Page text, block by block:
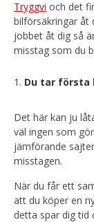
Tryggvi och det
bilförsäkringar åt
jobbet åt dig så
misstag som du
Du tar första
Det här kan ju
väl ingen som
jämförande
misstagen.
När du får ett
att du köper en
detta spar dig tid